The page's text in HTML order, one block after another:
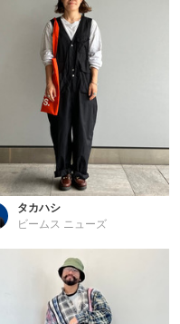
タカハシ
ビームス ニューズ